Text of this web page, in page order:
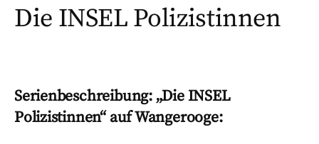
Die INSEL Polizistinnen
Serienbeschreibung: „Die INSEL
Polizistinnen“ auf Wangerooge: